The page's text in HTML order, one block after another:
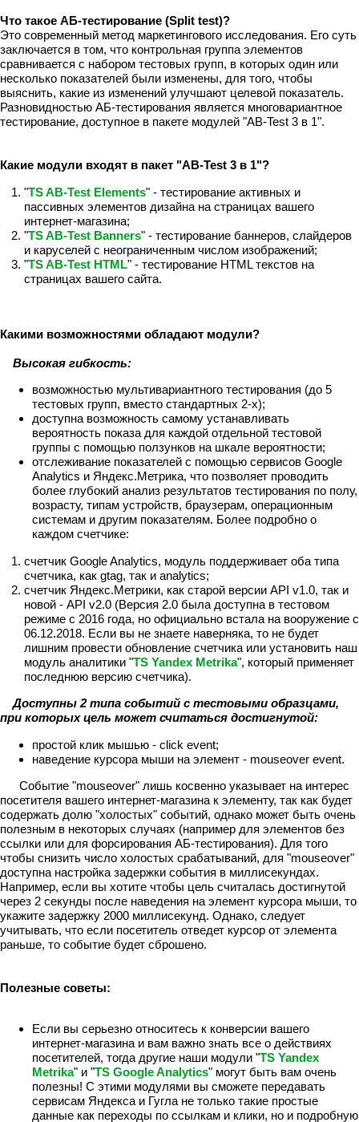
Что такое АБ-тестирование (Split test)?
Это современный метод маркетингового исследования. Его суть
заключается в том, что контрольная группа элементов
сравнивается с набором тестовых групп, в которых один или
несколько показателей были изменены, для того, чтобы
выяснить, какие из изменений улучшают целевой показатель.
Разновидностью АБ-тестирования является многовариантное
тестирование, доступное в пакете модулей "AB-Test 3 в 1".
Какие модули входят в пакет "AB-Test 3 в 1"?
"TS AB-Test Elements" - тестирование активных и
пассивных элементов дизайна на страницах вашего
интернет-магазина;
"TS AB-Test Banners" - тестирование баннеров, слайдеров
и каруселей с неограниченным числом изображений;
"TS AB-Test HTML" - тестирование HTML текстов на
страницах вашего сайта.
Какими возможностями обладают модули?
Высокая гибкость:
возможностью мультивариантного тестирования (до 5
тестовых групп, вместо стандартных 2-х);
доступна возможность самому устанавливать
вероятность показа для каждой отдельной тестовой
группы с помощью ползунков на шкале вероятности;
отслеживание показателей с помощью сервисов Google
Analytics и Яндекс.Метрика, что позволяет проводить
более глубокий анализ результатов тестирования по полу,
возрасту, типам устройств, браузерам, операционным
системам и другим показателям. Более подробно о
каждом счетчике:
счетчик Google Analytics, модуль поддерживает оба типа
счетчика, как gtag, так и analytics;
счетчик Яндекс.Метрики, как старой версии API v1.0, так и
новой - API v2.0 (Версия 2.0 была доступна в тестовом
режиме с 2016 года, но официально встала на вооружение с
06.12.2018. Если вы не знаете наверняка, то не будет
лишним провести обновление счетчика или установить наш
модуль аналитики "TS Yandex Metrika", который применяет
последнюю версию счетчика).
Доступны 2 типа событий с тестовыми образцами,
при которых цель может считаться достигнутой:
простой клик мышью - click event;
наведение курсора мыши на элемент - mouseover event.
Событие "mouseover" лишь косвенно указывает на интерес
посетителя вашего интернет-магазина к элементу, так как будет
содержать долю "холостых" событий, однако может быть очень
полезным в некоторых случаях (например для элементов без
ссылки или для форсирования АБ-тестирования). Для того
чтобы снизить число холостых срабатываний, для "mouseover"
доступна настройка задержки события в миллисекундах.
Например, если вы хотите чтобы цель считалась достигнутой
через 2 секунды после наведения на элемент курсора мыши, то
укажите задержку 2000 миллисекунд. Однако, следует
учитывать, что если посетитель отведет курсор от элемента
раньше, то событие будет сброшено.
Полезные советы:
Если вы серьезно относитесь к конверсии вашего
интернет-магазина и вам важно знать все о действиях
посетителей, тогда другие наши модули "TS Yandex
Metrika" и "TS Google Analytics" могут быть вам очень
полезны! С этими модулями вы сможете передавать
сервисам Яндекса и Гугла не только такие простые
данные как переходы по ссылкам и клики, но и подробную